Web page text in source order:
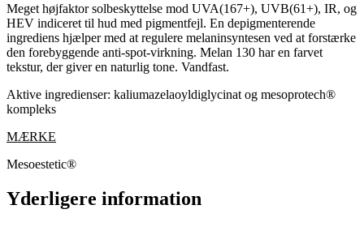
Meget højfaktor solbeskyttelse mod UVA(167+), UVB(61+), IR, og
HEV indiceret til hud med pigmentfejl. En depigmenterende
ingrediens hjælper med at regulere melaninsyntesen ved at forstærke
den forebyggende anti-spot-virkning. Melan 130 har en farvet
tekstur, der giver en naturlig tone. Vandfast.
Aktive ingredienser: kaliumazelaoyldiglycinat og mesoprotech®
kompleks
MÆRKE
Mesoestetic®
Yderligere information